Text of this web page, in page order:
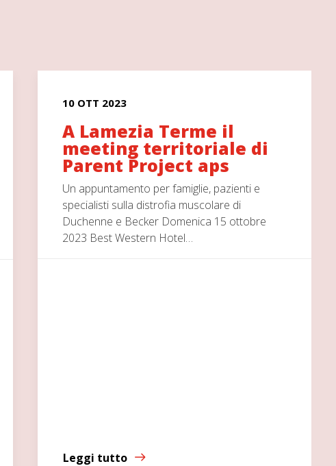
10 OTT 2023
A Lamezia Terme il
meeting territoriale di
Parent Project aps
Un appuntamento per famiglie, pazienti e
specialisti sulla distrofia muscolare di
Duchenne e Becker Domenica 15 ottobre
2023 Best Western Hotel…
Leggi tutto